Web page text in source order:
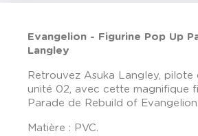
Evangelion - Figurine Pop Up
Langley
Retrouvez Asuka Langley, pilote
unité 02, avec cette magnifique
Parade de Rebuild of Evangelion.
Matière : PVC.